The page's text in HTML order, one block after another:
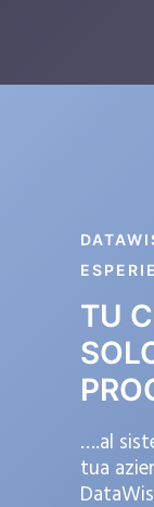
TU
….al
tua